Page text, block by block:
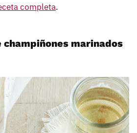
completa.
champiñones marinados